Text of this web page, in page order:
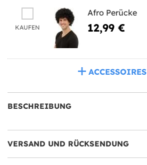
KAUFEN
Afro Perücke
12,99 €
ACCESSOIRES
BESCHREIBUNG
VERSAND UND RÜCKSENDUNG